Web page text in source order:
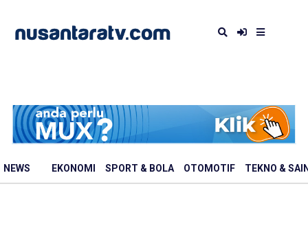
NEWS EKONOMI SPORT & BOLA OTOMOTIF TEKNO &